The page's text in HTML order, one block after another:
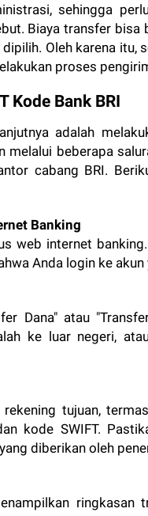
sehingga
Biaya transfer bisa
Oleh karena itu,
proses
Kode Bank BRI
adalah
melalui beberapa
cabang BRI.
Banking
web internet
Anda login ke
Dana" atau
ke luar negeri,
tujuan,
kode SWIFT.
diberikan oleh
ringkasan